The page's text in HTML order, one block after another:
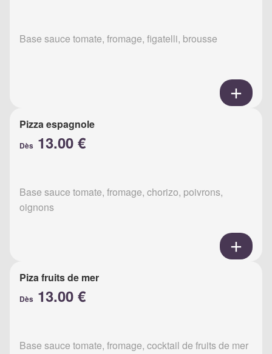
Base sauce tomate, fromage, figatelli, brousse
Pizza espagnole
Dès 13.00 €
Base sauce tomate, fromage, chorizo, poivrons,
oignons
Piza fruits de mer
Dès 13.00 €
Base sauce tomate, fromage, cocktail de fruits de mer